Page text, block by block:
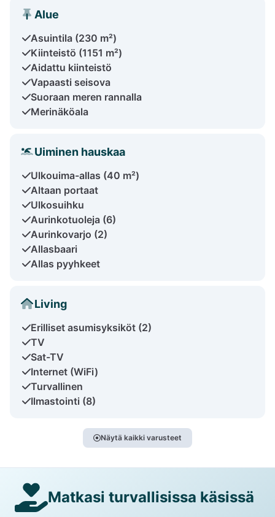
Alue
Asuintila (230 m²)
Kiinteistö (1151 m²)
Aidattu kiinteistö
Vapaasti seisova
Suoraan meren rannalla
Merinäköala
Uiminen hauskaa
Ulkouima-allas (40 m²)
Altaan portaat
Ulkosuihku
Aurinkotuoleja (6)
Aurinkovarjo (2)
Allasbaari
Allas pyyhkeet
Living
Erilliset asumisyksiköt (2)
TV
Sat-TV
Internet (WiFi)
Turvallinen
Ilmastointi (8)
Näytä kaikki varusteet
Matkasi turvallisissa käsissä